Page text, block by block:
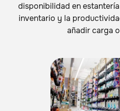
disponibilidad en
inventario y la
añadir carga